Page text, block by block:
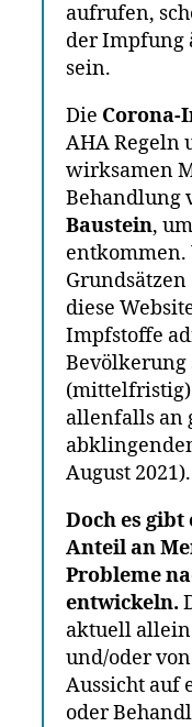
aufrufen,
der Impfung
sein.
Die Corona-
AHA Regeln
wirksamen
Behandlung
Baustein,
diese
Impfstoffe
(mittelfristig)
allenfalls an
August 2021).
Doch es
Anteil an
Probleme
entwickeln.
aktuell
und/oder
Aussicht auf
oder